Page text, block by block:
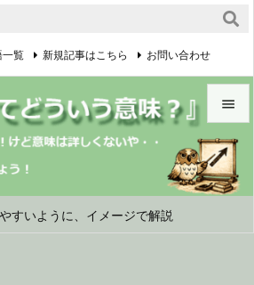
すいように、イメージで解説


メニュ


一覧 新規記事はこちら お問い合わせ
